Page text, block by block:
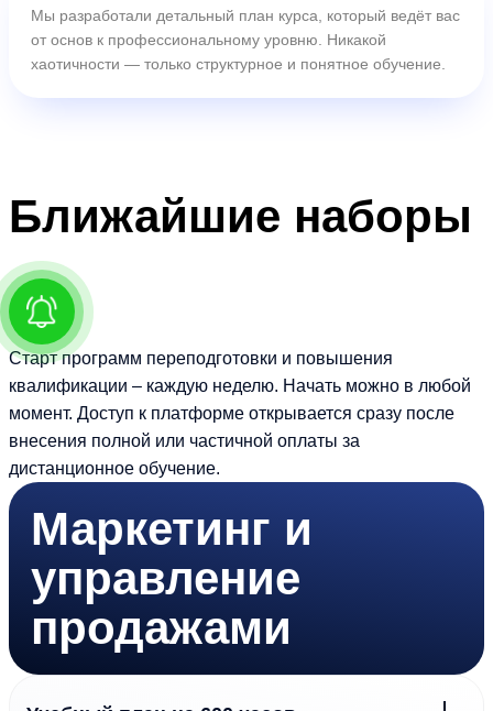
Мы разработали детальный план курса, который ведёт вас
от основ к профессиональному уровню. Никакой
хаотичности — только структурное и понятное обучение.
Ближайшие наборы
Старт программ переподготовки и повышения
квалификации – каждую неделю. Начать можно в любой
момент. Доступ к платформе открывается сразу после
внесения полной или частичной оплаты за
дистанционное обучение.
Маркетинг и
управление
продажами